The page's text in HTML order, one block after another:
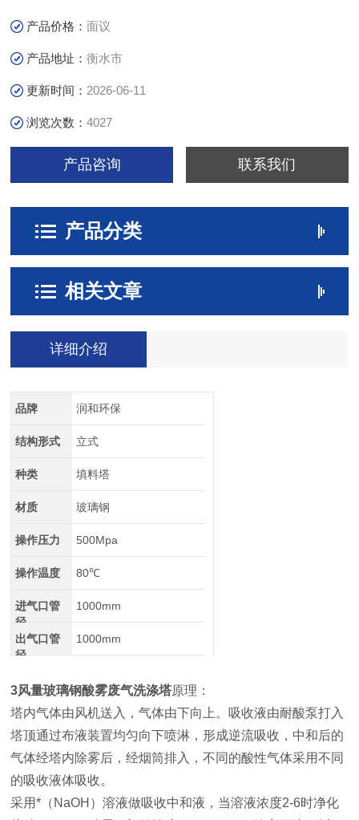
产品价格：面议
产品地址：衡水市
更新时间： 2026-06-11
浏览次数：4027
产品咨询 联系我们
产品分类
相关文章
详细介绍
品牌 润和环保
结构形式 立式
种类 填料塔
材质 玻璃钢
操作压力 500Mpa
操作温度 80℃
进气口管
径
1000mm
出气口管
径
1000mm
3风量玻璃钢酸雾废气洗涤塔原理：
塔内气体由风机送入，气体由下向上。吸收液由耐酸泵打入
塔顶通过布液装置均匀向下喷淋，形成逆流吸收，中和后的
气体经塔内除雾后，经烟筒排入，不同的酸性气体采用不同
的吸收液体吸收。
采用*（NaOH）溶液做吸收中和液，当溶液浓度2-6时净化